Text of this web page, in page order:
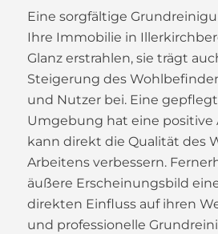
Eine sorgfältige
Ihre Immobilie in
Glanz erstrahlen, sie trägt
Steigerung des
und Nutzer bei. Eine
Umgebung hat eine positive
kann direkt die Qualität des
Arbeitens verbessern.
äußere Erscheinungsbild
direkten Einfluss auf ihren
und professionelle